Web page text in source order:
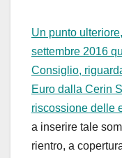
Un punto
settembre 2016
Consiglio,
Euro dalla Cerin
riscossione delle
a inserire tale
rientro, a